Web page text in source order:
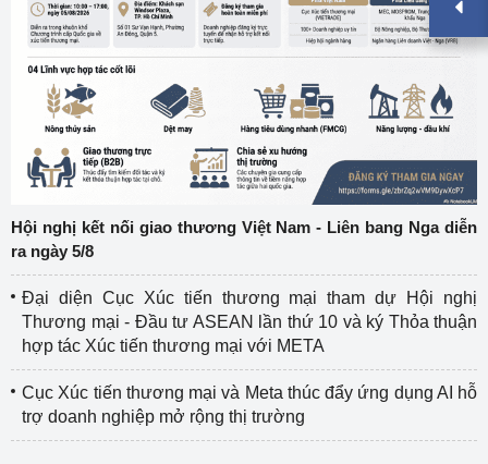
Hội nghị kết nối giao thương Việt Nam - Liên bang Nga diễn
ra ngày 5/8
Đại diện Cục Xúc tiến thương mại tham dự Hội nghị
Thương mại - Đầu tư ASEAN lần thứ 10 và ký Thỏa thuận
hợp tác Xúc tiến thương mại với META
Cục Xúc tiến thương mại và Meta thúc đẩy ứng dụng AI hỗ
trợ doanh nghiệp mở rộng thị trường